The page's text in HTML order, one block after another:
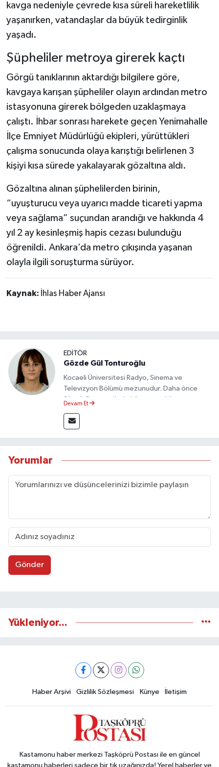
kavga nedeniyle çevrede kısa süreli hareketlilik
yaşanırken, vatandaşlar da büyük tedirginlik
yaşadı.
Şüpheliler metroya girerek kaçtı
Görgü tanıklarının aktardığı bilgilere göre,
kavgaya karışan şüpheliler olayın ardından metro
istasyonuna girerek bölgeden uzaklaşmaya
çalıştı. İhbar sonrası harekete geçen Yenimahalle
İlçe Emniyet Müdürlüğü ekipleri, yürüttükleri
çalışma sonucunda olaya karıştığı belirlenen 3
kişiyi kısa sürede yakalayarak gözaltına aldı.
Gözaltına alınan şüphelilerden birinin,
“uyuşturucu veya uyarıcı madde ticareti yapma
veya sağlama” suçundan arandığı ve hakkında 4
yıl 2 ay kesinleşmiş hapis cezası bulunduğu
öğrenildi. Ankara’da metro çıkışında yaşanan
olayla ilgili soruşturma sürüyor.
Kaynak: İhlas Haber Ajansı
EDİTÖR
Gözde Gül Tonturoğlu
Kocaeli Üniversitesi Radyo, Sinema ve
Televizyon Bölümü mezunudur. Daha önce
Sözcü Gazetesi’nde köşe yazarlığı yapmış ve
Devam Et
Yorumlar
Gönder
Yükleniyor...
Haber Arşivi Gizlilik Sözleşmesi Künye İletişim
Kastamonu haber merkezi Taşköprü Postası ile en güncel
kastamonu haberleri sadece bir tık uzağınızda! Yerel haberler ve
Karadeniz Haberleri
Ulusal Haberler
Teknoloji Haberleri
Siyaset Haberleri
Dünya Haberleri
Yerel Haberler
Haber Arşivi